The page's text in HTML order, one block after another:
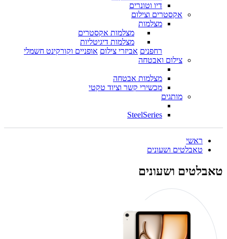
דיו וטונרים
אקסטרים וצילום
מצלמות
מצלמות אקסטרים
מצלמות דיגיטליות
רחפנים אביזרי צילום אופניים וקורקינט חשמלי
צילום ואבטחה
מצלמות אבטחה
מכשירי קשר וציוד טקטי
מותגים
SteelSeries
ראשי
טאבלטים ושעונים
טאבלטים ושעונים